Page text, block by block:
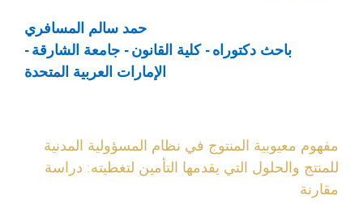
حمد سالم المسافري
باحث دكتوراه - كلية القانون - جامعة الشارقة -
الإمارات العربية المتحدة
مفهوم معيوبية المنتوج في نظام المسؤولية المدنية
للمنتج والحلول التي يقدمها التأمين لتغطيته: دراسة
مقارنة